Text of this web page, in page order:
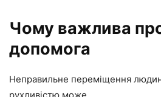
Чому важлива
допомога
Неправильне переміщення